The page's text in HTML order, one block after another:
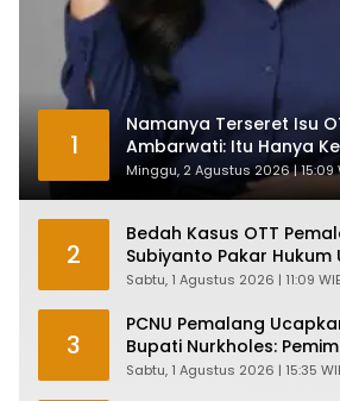
1
Namanya Terseret Isu
Ambarwati: Itu Hanya
Minggu, 2 Agustus 2026 | 15:09
2
Bedah Kasus OTT
Subiyanto Pakar Hukum
Penyertaan KPK
Sabtu, 1 Agustus 2026 | 11:09
3
PCNU Pemalang
Bupati Nurkholes:
Pelayan Rakyat!
Sabtu, 1 Agustus 2026 | 15:35